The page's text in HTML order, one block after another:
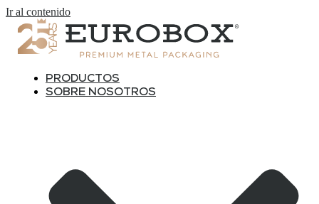
Ir al contenido
PRODUCTOS
SOBRE NOSOTROS